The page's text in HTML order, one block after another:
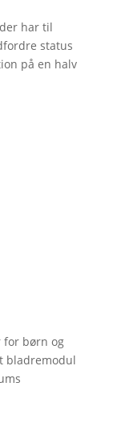
har til
status
på en halv
for børn og
bladremodul